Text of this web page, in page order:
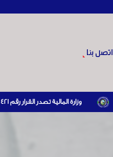
اتصل بنا
وزارة المالية تصدر القرار رقم 421 تاريخ 24/3/2026 المتضمن الزام المستوردين بإبراز براءة ذمة مالية سارية صادرة عن الهيئة العامة للضرائب والرسوم أو مديرياتها عند القيام بعمليات الاستيراد